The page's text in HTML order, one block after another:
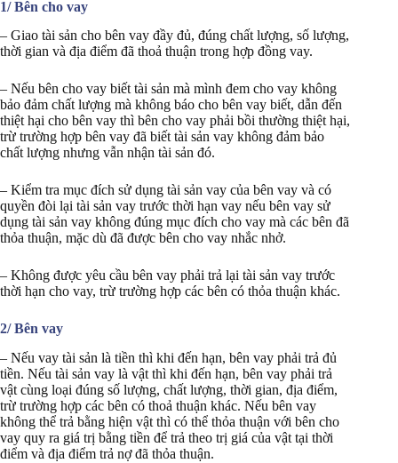
1/ Bên cho vay
– Giao tài sản cho bên vay đầy đủ, đúng chất lượng, số lượng,
thời gian và địa điểm đã thoả thuận trong hợp đồng vay.
– Nếu bên cho vay biết tài sản mà mình đem cho vay không
bảo đảm chất lượng mà không báo cho bên vay biết, dẫn đến
thiệt hại cho bên vay thì bên cho vay phải bồi thường thiệt hại,
trừ trường hợp bên vay đã biết tài sản vay không đảm bảo
chất lượng nhưng vẫn nhận tài sản đó.
– Kiểm tra mục đích sử dụng tài sản vay của bên vay và có
quyền đòi lại tài sản vay trước thời hạn vay nếu bên vay sử
dụng tài sản vay không đúng mục đích cho vay mà các bên đã
thỏa thuận, mặc dù đã được bên cho vay nhắc nhở.
– Không được yêu cầu bên vay phải trả lại tài sản vay trước
thời hạn cho vay, trừ trường hợp các bên có thỏa thuận khác.
2/ Bên vay
– Nếu vay tài sản là tiền thì khi đến hạn, bên vay phải trả đủ
tiền. Nếu tài sản vay là vật thì khi đến hạn, bên vay phải trả
vật cùng loại đúng số lượng, chất lượng, thời gian, địa điểm,
trừ trường hợp các bên có thoả thuận khác. Nếu bên vay
không thể trả bằng hiện vật thì có thể thỏa thuận với bên cho
vay quy ra giá trị bằng tiền để trả theo trị giá của vật tại thời
điểm và địa điểm trả nợ đã thỏa thuận.